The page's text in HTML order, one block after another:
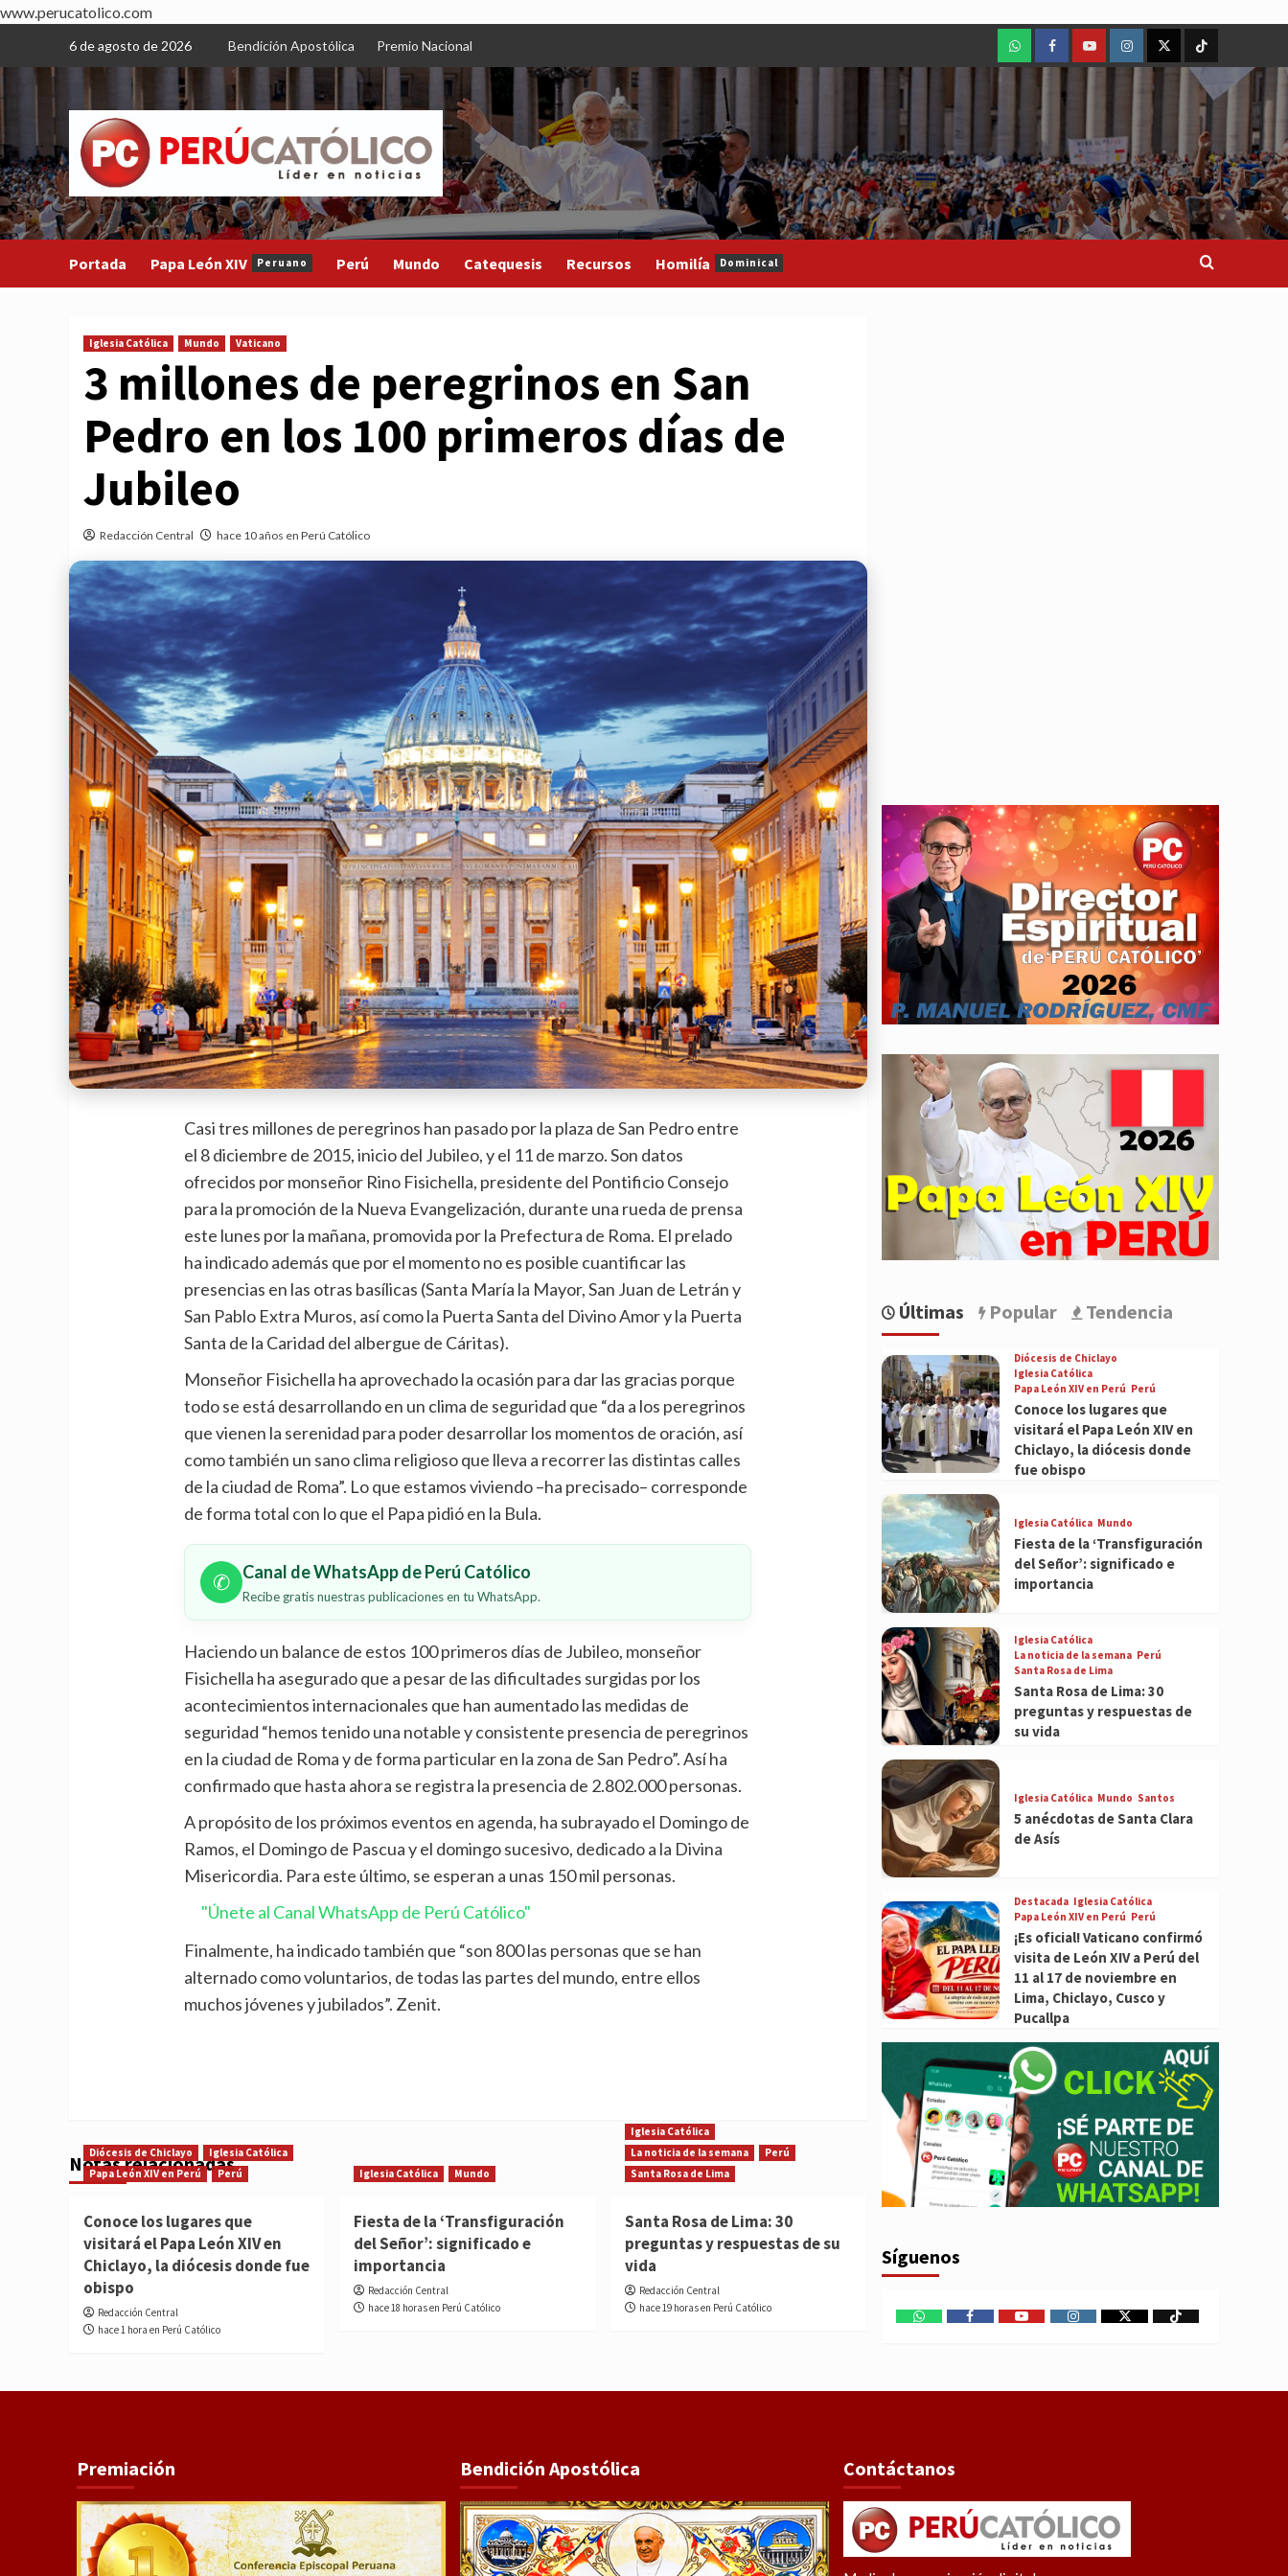
www.perucatolico.com
content
6 de agosto de 2026 Bendición Apostólica Premio Nacional
WhatsAppFacebookYoutubeInstagram
X TikTok
Portada Papa León XIV Peruano Perú Mundo Catequesis Recursos Homilía Dominical
Iglesia Católica Mundo Vaticano
3 millones de peregrinos en San
Pedro en los 100 primeros días de
Jubileo
Redacción Central hace 10 años en Perú Católico
Casi tres millones de peregrinos han pasado por la plaza de San Pedro entre
el 8 diciembre de 2015, inicio del Jubileo, y el 11 de marzo. Son datos
ofrecidos por monseñor Rino Fisichella, presidente del Pontificio Consejo
para la promoción de la Nueva Evangelización, durante una rueda de prensa
este lunes por la mañana, promovida por la Prefectura de Roma. El prelado
ha indicado además que por el momento no es posible cuantificar las
presencias en las otras basílicas (Santa María la Mayor, San Juan de Letrán y
San Pablo Extra Muros, así como la Puerta Santa del Divino Amor y la Puerta
Santa de la Caridad del albergue de Cáritas).
Monseñor Fisichella ha aprovechado la ocasión para dar las gracias porque
todo se está desarrollando en un clima de seguridad que “da a los peregrinos
que vienen la serenidad para poder desarrollar los momentos de oración, así
como también un sano clima religioso que lleva a recorrer las distintas calles
de la ciudad de Roma”. Lo que estamos viviendo –ha precisado– corresponde
de forma total con lo que el Papa pidió en la Bula.
✆ Canal de WhatsApp de Perú Católico
Recibe gratis nuestras publicaciones en tu WhatsApp.
Haciendo un balance de estos 100 primeros días de Jubileo, monseñor
Fisichella ha asegurado que a pesar de las dificultades surgidas por los
acontecimientos internacionales que han aumentado las medidas de
seguridad “hemos tenido una notable y consistente presencia de peregrinos
en la ciudad de Roma y de forma particular en la zona de San Pedro”. Así ha
confirmado que hasta ahora se registra la presencia de 2.802.000 personas.
A propósito de los próximos eventos en agenda, ha subrayado el Domingo de
Ramos, el Domingo de Pascua y el domingo sucesivo, dedicado a la Divina
Misericordia. Para este último, se esperan a unas 150 mil personas.
"Únete al Canal WhatsApp de Perú Católico"
Finalmente, ha indicado también que “son 800 las personas que se han
alternado como voluntarios, de todas las partes del mundo, entre ellos
muchos jóvenes y jubilados”. Zenit.
Notas relacionadas
Diócesis de Chiclayo
Iglesia Católica
Papa León XIV en Perú
Perú
Conoce los lugares que
visitará el Papa León XIV en
Chiclayo, la diócesis donde fue
obispo
Redacción Central
hace 1 hora en Perú Católico
Iglesia Católica Mundo
Fiesta de la ‘Transfiguración
del Señor’: significado e
importancia
Redacción Central
hace 18 horas en Perú Católico
Iglesia Católica
La noticia de la semana
Perú
Santa Rosa de Lima
Santa Rosa de Lima: 30
preguntas y respuestas de su
vida
Redacción Central
hace 19 horas en Perú Católico
Últimas Popular Tendencia
Diócesis de Chiclayo
Iglesia Católica
Papa León XIV en Perú Perú
Conoce los lugares que
visitará el Papa León XIV en
Chiclayo, la diócesis donde
fue obispo
Iglesia Católica Mundo
Fiesta de la ‘Transfiguración
del Señor’: significado e
importancia
Iglesia Católica
La noticia de la semana Perú
Santa Rosa de Lima
Santa Rosa de Lima: 30
preguntas y respuestas de
su vida
Iglesia Católica Mundo Santos
5 anécdotas de Santa Clara
de Asís
Destacada Iglesia Católica
Papa León XIV en Perú Perú
¡Es oficial! Vaticano confirmó
visita de León XIV a Perú del
11 al 17 de noviembre en
Lima, Chiclayo, Cusco y
Pucallpa
Síguenos
WhatsAppFacebookYoutubeInstagram
X TikTok
Premiación Bendición Apostólica Contáctanos